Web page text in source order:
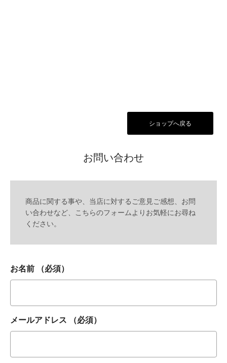
ショップへ戻る
お問い合わせ
商品に関する事や、当店に対するご意見ご感想、お問
い合わせなど、こちらのフォームよりお気軽にお尋ね
ください。
お名前 （必須）
メールアドレス （必須）